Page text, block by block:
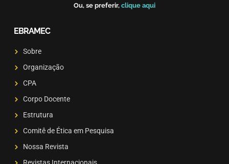
Ou, se preferir, clique aqui
EBRAMEC
Sobre
Organização
CPA
Corpo Docente
Estrutura
Comitê de Ética em Pesquisa
Nossa Revista